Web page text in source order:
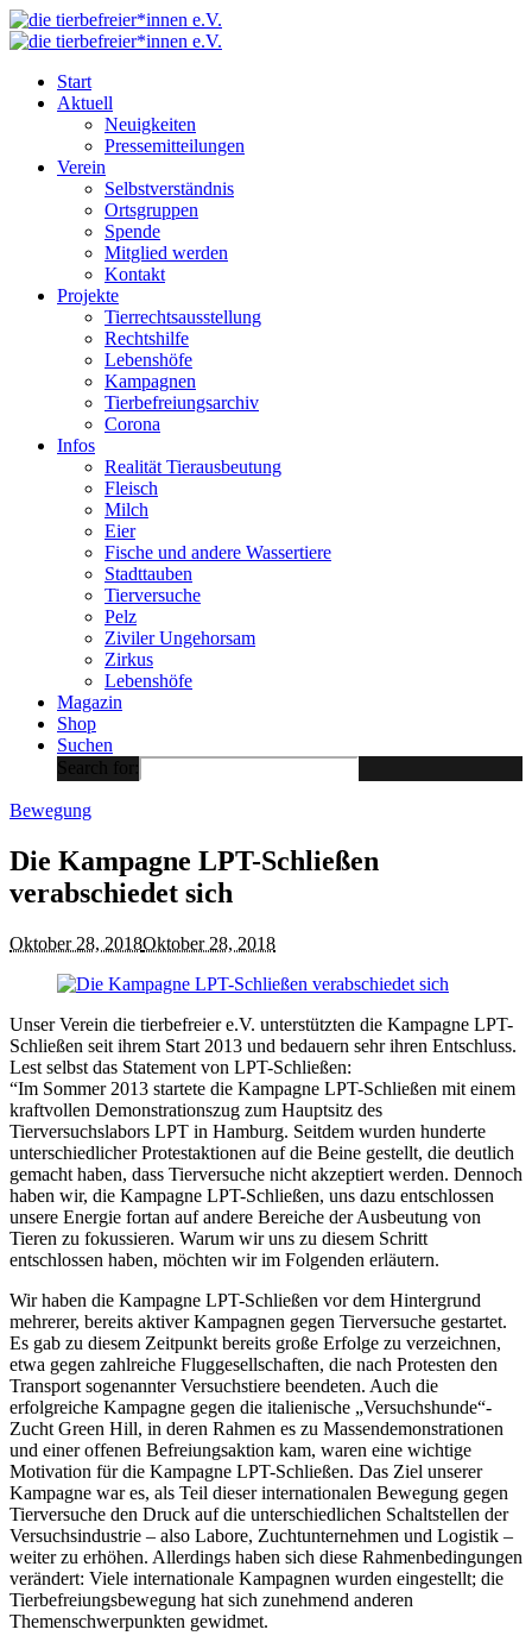
Start
Aktuell
Neuigkeiten
Pressemitteilungen
Verein
Selbstverständnis
Ortsgruppen
Spende
Mitglied werden
Kontakt
Projekte
Tierrechtsausstellung
Rechtshilfe
Lebenshöfe
Kampagnen
Tierbefreiungsarchiv
Corona
Infos
Realität Tierausbeutung
Fleisch
Milch
Eier
Fische und andere Wassertiere
Stadttauben
Tierversuche
Pelz
Ziviler Ungehorsam
Zirkus
Lebenshöfe
Magazin
Shop
Suchen
Search for:
Bewegung
Die Kampagne LPT-Schließen
verabschiedet sich
Oktober 28, 2018Oktober 28, 2018
Unser Verein die tierbefreier e.V. unterstützten die Kampagne LPT-
Schließen seit ihrem Start 2013 und bedauern sehr ihren Entschluss.
Lest selbst das Statement von LPT-Schließen:
“Im Sommer 2013 startete die Kampagne LPT-Schließen mit einem
kraftvollen Demonstrationszug zum Hauptsitz des
Tierversuchslabors LPT in Hamburg. Seitdem wurden hunderte
unterschiedlicher Protestaktionen auf die Beine gestellt, die deutlich
gemacht haben, dass Tierversuche nicht akzeptiert werden. Dennoch
haben wir, die Kampagne LPT-Schließen, uns dazu entschlossen
unsere Energie fortan auf andere Bereiche der Ausbeutung von
Tieren zu fokussieren. Warum wir uns zu diesem Schritt
entschlossen haben, möchten wir im Folgenden erläutern.
Wir haben die Kampagne LPT-Schließen vor dem Hintergrund
mehrerer, bereits aktiver Kampagnen gegen Tierversuche gestartet.
Es gab zu diesem Zeitpunkt bereits große Erfolge zu verzeichnen,
etwa gegen zahlreiche Fluggesellschaften, die nach Protesten den
Transport sogenannter Versuchstiere beendeten. Auch die
erfolgreiche Kampagne gegen die italienische „Versuchshunde“-
Zucht Green Hill, in deren Rahmen es zu Massendemonstrationen
und einer offenen Befreiungsaktion kam, waren eine wichtige
Motivation für die Kampagne LPT-Schließen. Das Ziel unserer
Kampagne war es, als Teil dieser internationalen Bewegung gegen
Tierversuche den Druck auf die unterschiedlichen Schaltstellen der
Versuchsindustrie – also Labore, Zuchtunternehmen und Logistik –
weiter zu erhöhen. Allerdings haben sich diese Rahmenbedingungen
verändert: Viele internationale Kampagnen wurden eingestellt; die
Tierbefreiungsbewegung hat sich zunehmend anderen
Themenschwerpunkten gewidmet.